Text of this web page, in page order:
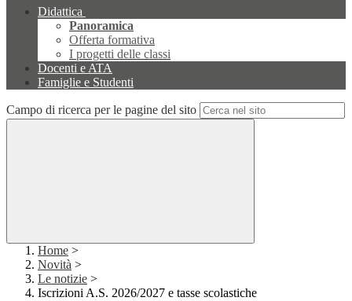
Didattica
Panoramica
Offerta formativa
I progetti delle classi
Docenti e ATA
Famiglie e Studenti
Campo di ricerca per le pagine del sito
Home >
Novità >
Le notizie >
Iscrizioni A.S. 2026/2027 e tasse scolastiche